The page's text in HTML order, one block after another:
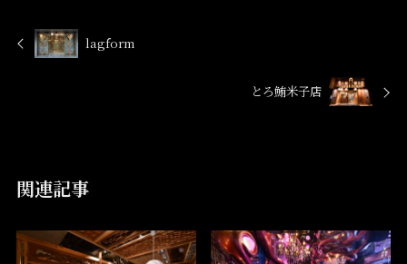
lagform
とろ鮪米子店
関連記事